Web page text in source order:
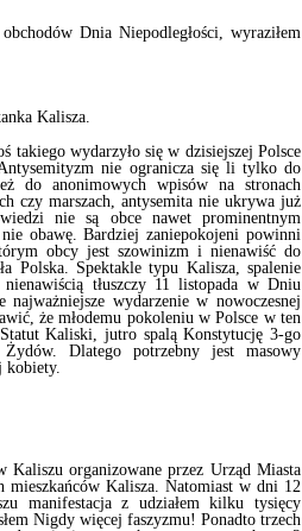
Dnia Niepodległości, wyraziłem
Kalisza.
takiego wydarzyło się w dzisiejszej Polsce
nie ogranicza się li tylko do
do anonimowych wpisów na stronach
czy marszach, antysemita nie ukrywa już
nie są obce nawet prominentnym
obawę. Bardziej zaniepokojeni powinni
obcy jest szowinizm i nienawiść do
Polska. Spektakle typu Kalisza, spalenie
tłuszczy 11 listopada w Dniu
wydarzenie w nowoczesnej
że młodemu pokoleniu w Polsce w ten
Kaliski, jutro spalą Konstytucję 3-go
Dlatego potrzebny jest masowy
kobiety.
Kaliszu organizowane przez Urząd Miasta
Kalisza. Natomiast w dni 12
manifestacja z udziałem kilku tysięcy
Nigdy więcej faszyzmu! Ponadto trzech